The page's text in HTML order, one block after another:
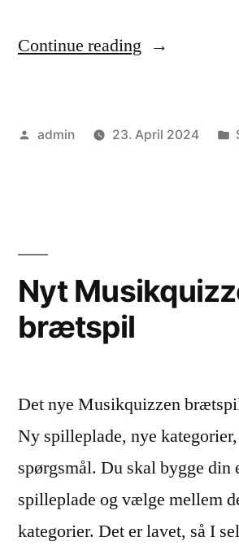
Continue reading “Er
i
Posted
admin 23. April 2024
Nyt
brætspil
Det nye Musikquizzen
Ny spilleplade, nye
spørgsmål. Du skal bygge din
spilleplade og vælge mellem
kategorier. Det er lavet, så I